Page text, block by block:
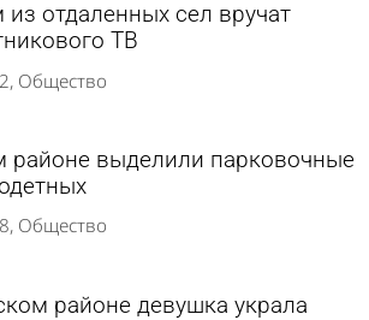
отдаленных сел вручат
ТВ
Общество
районе выделили парковочные
Общество
районе девушка украла